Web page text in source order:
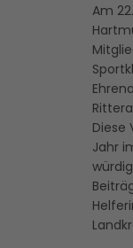
Am
Diese
Jahr